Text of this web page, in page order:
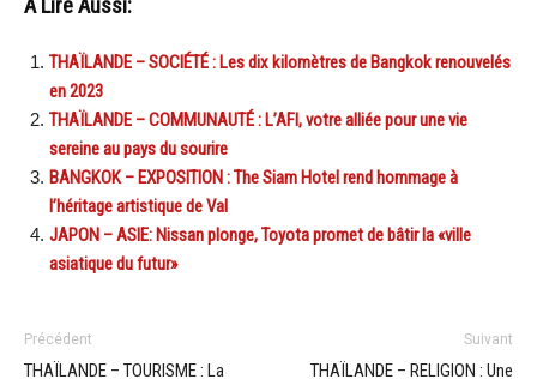
A Lire Aussi:
THAÏLANDE – SOCIÉTÉ : Les dix kilomètres de Bangkok renouvelés
en 2023
THAÏLANDE – COMMUNAUTÉ : L’AFI, votre alliée pour une vie
sereine au pays du sourire
BANGKOK – EXPOSITION : The Siam Hotel rend hommage à
l’héritage artistique de Val
JAPON – ASIE: Nissan plonge, Toyota promet de bâtir la «ville
asiatique du futur»
Précédent
THAÏLANDE – TOURISME : La
Suivant
THAÏLANDE – RELIGION : Une